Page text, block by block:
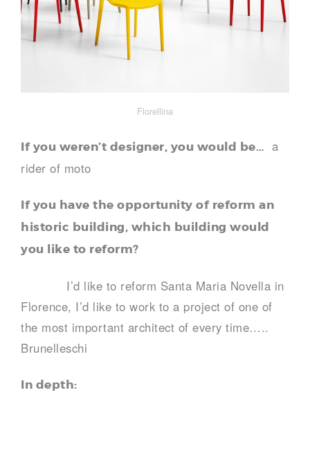
Fiorellina
If you weren’t designer, you would be… a
rider of moto
If you have the opportunity of reform an
historic building, which building would
you like to reform?
I’d like to reform Santa Maria Novella in
Florence, I’d like to work to a project of one of
the most important architect of every time…..
Brunelleschi
In depth: